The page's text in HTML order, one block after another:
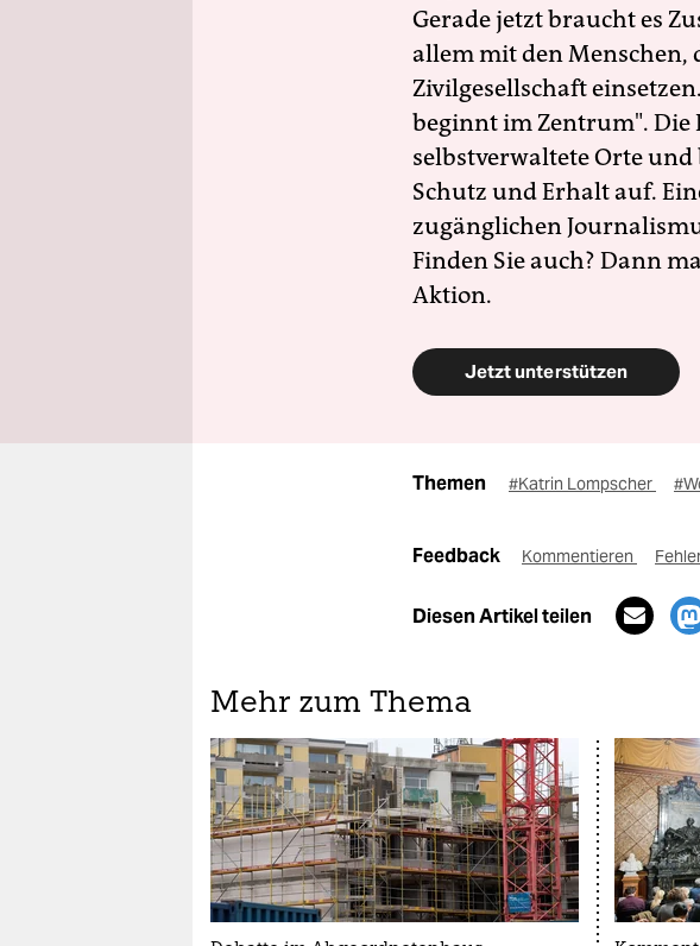
Gerade jetzt braucht es
allem mit den Menschen,
Zivilgesellschaft
beginnt im Zentrum". Die
selbstverwaltete Orte
Schutz und Erhalt auf.
zugänglichen
Finden Sie auch? Dann
Aktion.
Jetzt unterstützen
Themen #Katrin Lompscher
Feedback Kommentieren
Diesen Artikel teilen
Mehr zum Thema